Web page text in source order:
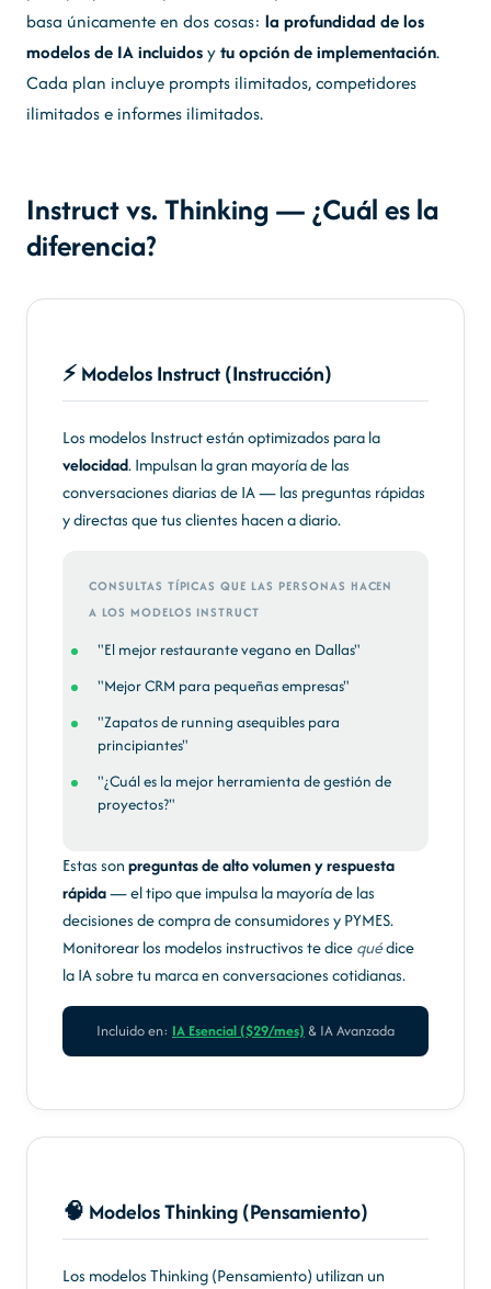
basa únicamente en dos cosas: la profundidad de los
modelos de IA incluidosytu opción de implementación.
Cada plan incluye prompts ilimitados, competidores
ilimitados e informes ilimitados.
Instruct vs. Thinking — ¿Cuál es la
diferencia?
⚡ Modelos Instruct (Instrucción)
Los modelos Instruct están optimizados para la
velocidad. Impulsan la gran mayoría de las
conversaciones diarias de IA — las preguntas rápidas
y directas que tus clientes hacen a diario.
CONSULTAS TÍPICAS QUE LAS PERSONAS HACEN
A LOS MODELOS INSTRUCT
"El mejor restaurante vegano en Dallas"
"Mejor CRM para pequeñas empresas"
"Zapatos de running asequibles para
principiantes"
"¿Cuál es la mejor herramienta de gestión de
proyectos?"
Estas sonpreguntas de alto volumen y respuesta
rápida— el tipo que impulsa la mayoría de las
decisiones de compra de consumidores y PYMES.
Monitorear los modelos instructivos te dicequédice
la IA sobre tu marca en conversaciones cotidianas.
Incluido en: IA Esencial ($29/mes) & IA Avanzada
🧠 Modelos Thinking (Pensamiento)
Los modelos Thinking (Pensamiento) utilizan un